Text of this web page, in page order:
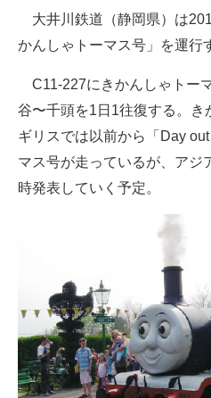
ITの今と未来を見通す
スマホと通信の最新トレンド
進化するPCとデバイスの未来
好きが集まる 比べて選べる
ビジネスと働き方のヒント
経営リーダーのコミュニティ
マーケ×ITの今がよく分かる
ITエンジニア向け専門サイト
大井川鉄道（静岡県）は
かんしゃトーマス号」を運行
C11-227にきかんしゃトー
谷〜千頭を1日1往復する。き
ギリスでは以前から「Day
マス号が走っているが、アジ
時発表していく予定。